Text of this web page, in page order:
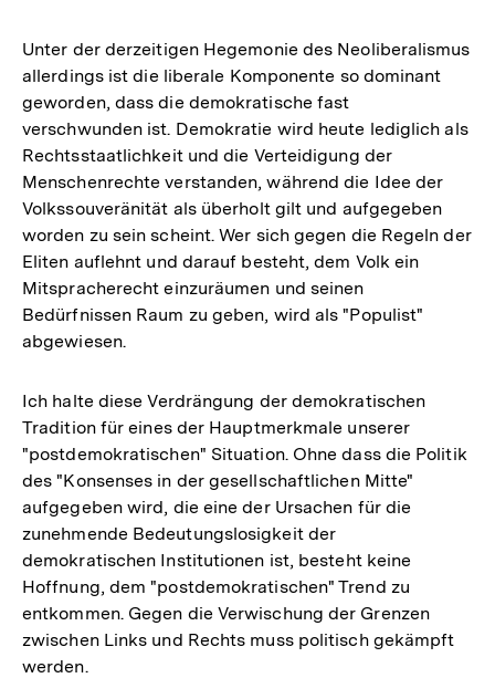
Unter der derzeitigen Hegemonie des Neoliberalismus
allerdings ist die liberale Komponente so dominant
geworden, dass die demokratische fast
verschwunden ist. Demokratie wird heute lediglich als
Rechtsstaatlichkeit und die Verteidigung der
Menschenrechte verstanden, während die Idee der
Volkssouveränität als überholt gilt und aufgegeben
worden zu sein scheint. Wer sich gegen die Regeln der
Eliten auflehnt und darauf besteht, dem Volk ein
Mitspracherecht einzuräumen und seinen
Bedürfnissen Raum zu geben, wird als "Populist"
abgewiesen.
Ich halte diese Verdrängung der demokratischen
Tradition für eines der Hauptmerkmale unserer
"postdemokratischen" Situation. Ohne dass die Politik
des "Konsenses in der gesellschaftlichen Mitte"
aufgegeben wird, die eine der Ursachen für die
zunehmende Bedeutungslosigkeit der
demokratischen Institutionen ist, besteht keine
Hoffnung, dem "postdemokratischen" Trend zu
entkommen. Gegen die Verwischung der Grenzen
zwischen Links und Rechts muss politisch gekämpft
werden.